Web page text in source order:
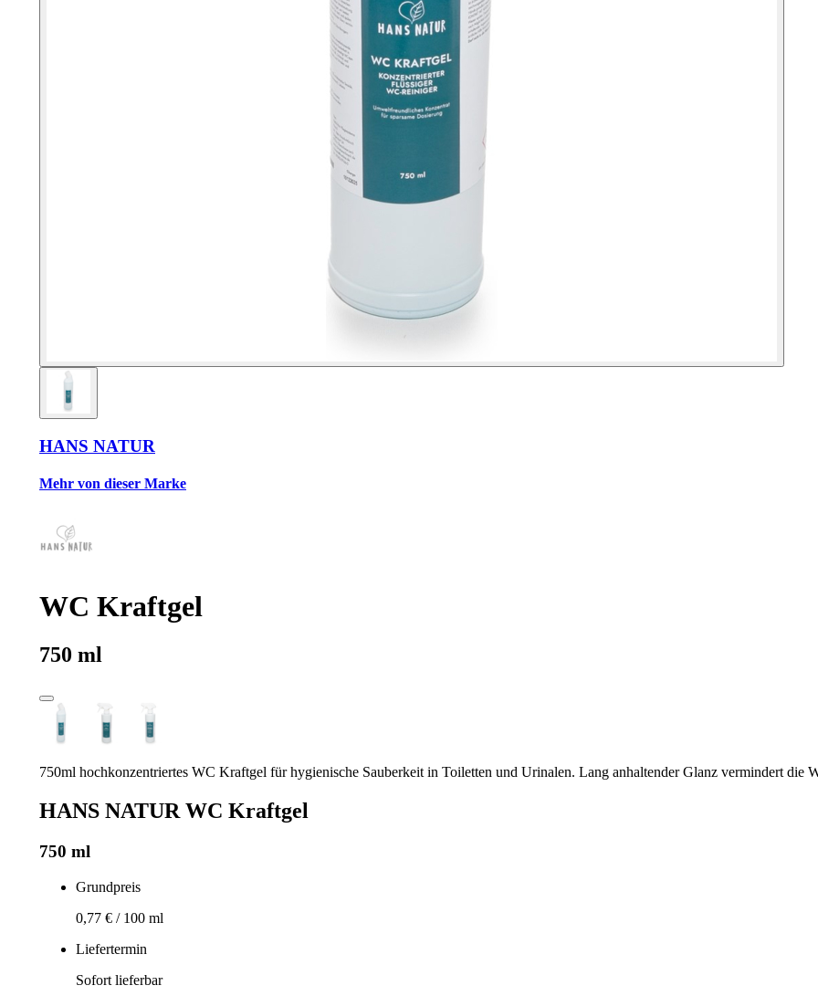
HANS NATUR
Mehr von dieser Marke
WC Kraftgel
750 ml
750ml hochkonzentriertes WC Kraftgel für hygienische Sauberkeit in Toiletten und Urinalen. Lang anhaltender Glanz vermindert die
HANS NATUR WC Kraftgel
750 ml
Grundpreis
0,77 € / 100 ml
Liefertermin
Sofort lieferbar